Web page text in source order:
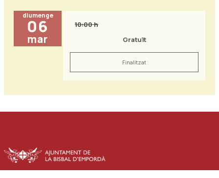
diumenge
06
mar
10:00 h
Gratuït
Finalitzat